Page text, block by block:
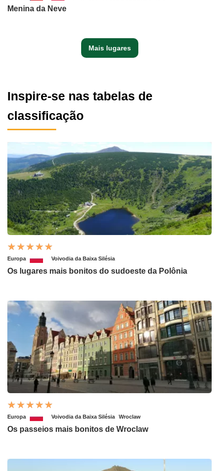
Menina da Neve
Mais lugares
Inspire-se nas tabelas de
classificação
Europa Voivodia da Baixa Silésia
Os lugares mais bonitos do sudoeste da Polônia
Europa Voivodia da Baixa Silésia Wroclaw
Os passeios mais bonitos de Wroclaw